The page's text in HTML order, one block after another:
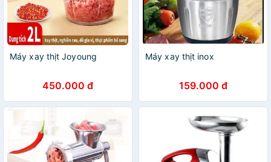
Máy xay thịt Joyoung
450.000 đ
Máy xay thịt inox
159.000 đ